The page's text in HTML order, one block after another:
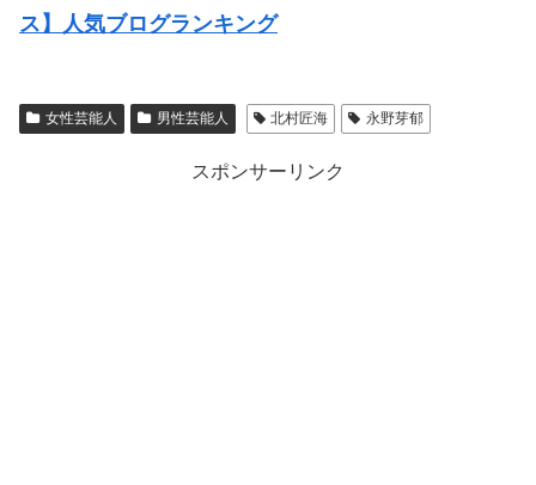
ス】人気ブログランキング
女性芸能人 男性芸能人 北村匠海 永野芽郁
スポンサーリンク